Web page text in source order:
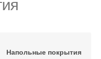
Напольные покрытия